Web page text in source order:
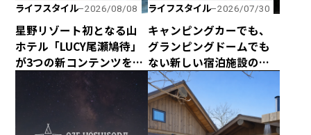
ライフスタイル 2026/08/08
星野リゾート初となる山
ホテル「LUCY尾瀬鳩待」
が3つの新コンテンツを企
画して、2026年シーズン
は4月29日に全館営業開
ライフスタイル 2026/07/30
キャンピングカーでも、
グランピングドームでも
ない新しい宿泊施設のカ
タチ！ 海と山に囲まれた
熊野の最新型カプセルハ
ウス「ザ・グランスイー
ト」